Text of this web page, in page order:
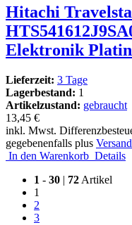
Hitachi
Elektronik
Lieferzeit: 3 Tage
Lagerbestand: 1
Artikelzustand: gebraucht
13,45 €
inkl. Mwst.
gegebenenfalls plus
In den Warenkorb Details
1 - 30 | 72 Artikel
1
2
3